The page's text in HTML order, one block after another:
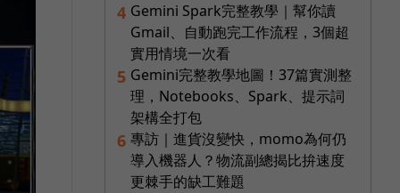
4 Gemini Spark完整教學｜幫你讀
Gmail、自動跑完工作流程，3個超
實用情境一次看
5 Gemini完整教學地圖！37篇實測整
理，Notebooks、Spark、提示詞
架構全打包
6 專訪｜進貨沒變快，momo為何仍
導入機器人？物流副總揭比拚速度
更棘手的缺工難題